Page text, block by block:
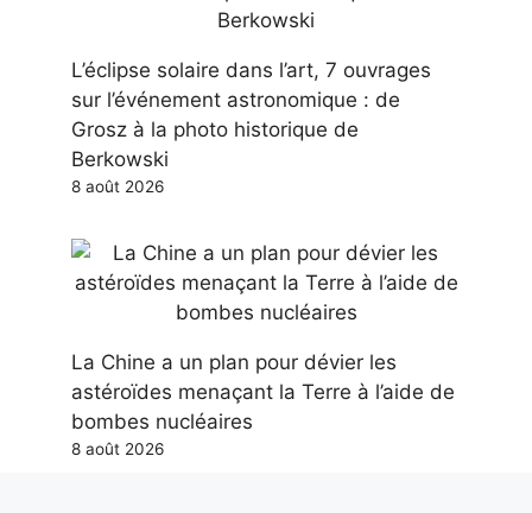
L’éclipse solaire dans l’art, 7 ouvrages
sur l’événement astronomique : de
Grosz à la photo historique de
Berkowski
8 août 2026
La Chine a un plan pour dévier les
astéroïdes menaçant la Terre à l’aide de
bombes nucléaires
8 août 2026